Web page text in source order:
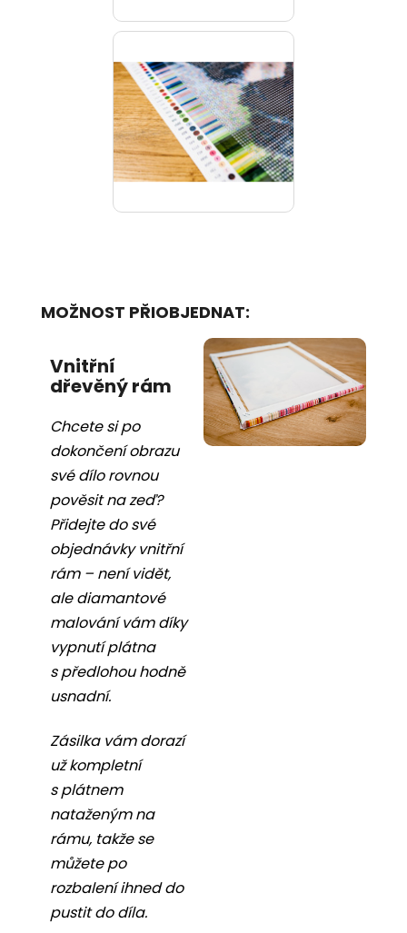
MOŽNOST PŘIOBJEDNAT:
Vnitřní
dřevěný rám
Chcete si po
dokončení obrazu
své dílo rovnou
pověsit na zeď?
Přidejte do své
objednávky vnitřní
rám – není vidět,
ale diamantové
malování vám díky
vypnutí plátna
s předlohou hodně
usnadní.
Zásilka vám dorazí
už kompletní
s plátnem
nataženým na
rámu, takže se
můžete po
rozbalení ihned do
pustit do díla.